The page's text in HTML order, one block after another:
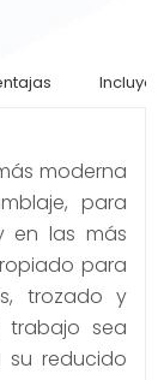
Incluye
moderna
para
en las más
para
trozado y
trabajo sea
su reducido